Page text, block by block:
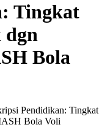
Tingkat
dgn
Bola
Pendidikan: Tingkat
Bola Voli